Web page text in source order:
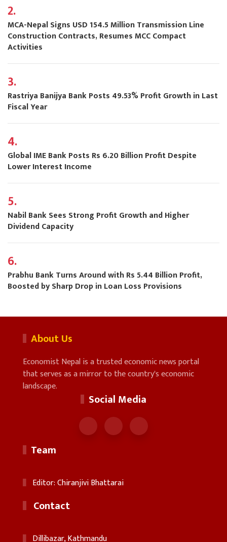
2.
MCA-Nepal Signs USD 154.5 Million Transmission Line
Construction Contracts, Resumes MCC Compact
Activities
3.
Rastriya Banijya Bank Posts 49.53% Profit Growth in Last
Fiscal Year
4.
Global IME Bank Posts Rs 6.20 Billion Profit Despite
Lower Interest Income
5.
Nabil Bank Sees Strong Profit Growth and Higher
Dividend Capacity
6.
Prabhu Bank Turns Around with Rs 5.44 Billion Profit,
Boosted by Sharp Drop in Loan Loss Provisions
About Us
Economist Nepal is a trusted economic news portal
that serves as a mirror to the country's economic
landscape.
Social Media
Team
Editor: Chiranjivi Bhattarai
Contact
Dillibazar, Kathmandu